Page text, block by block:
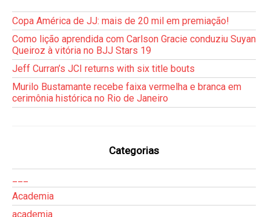
Copa América de JJ: mais de 20 mil em premiação!
Como lição aprendida com Carlson Gracie conduziu Suyan
Queiroz à vitória no BJJ Stars 19
Jeff Curran’s JCI returns with six title bouts
Murilo Bustamante recebe faixa vermelha e branca em
cerimônia histórica no Rio de Janeiro
Categorias
Academia
academia